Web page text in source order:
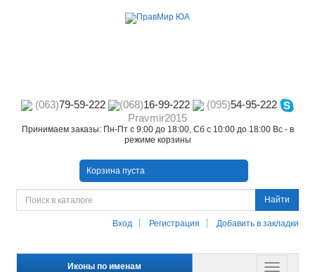
(063)79-59-222 (068)16-99-222 (095)54-95-222
Pravmir2015
Принимаем заказы: Пн-Пт с 9:00 до 18:00, Сб с 10:00 до 18:00 Вс - в
режиме корзины
Корзина пуста
Найти
Вход Регистрация Добавить в закладки
Иконы по именам